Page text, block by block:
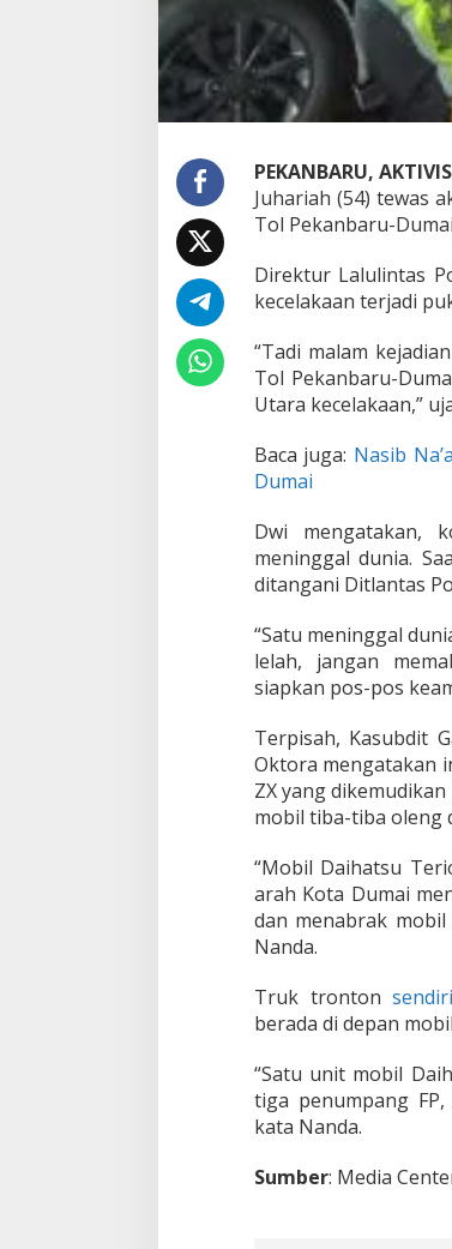
a
r
-
D
u
m
i
PEKANBARU,
Juhariah (54) tewas
Tol Pekanbaru-
Direktur Lalulintas
kecelakaan terjadi
“Tadi malam
Tol Pekanbaru-
Utara kecelakaan,”
Baca juga: Nasib
Dumai
Dwi mengatakan,
meninggal dunia.
ditangani Ditlantas
“Satu meninggal
lelah, jangan
siapkan pos-pos
Terpisah, Kasubdit
Oktora mengatakan
ZX yang
mobil tiba-tiba oleng
“Mobil Daihatsu
arah Kota Dumai
dan menabrak
Nanda.
Truk trontonsendiri
berada di depan
“Satu unit mobil
tiga penumpang
kata Nanda.
Sumber: Media